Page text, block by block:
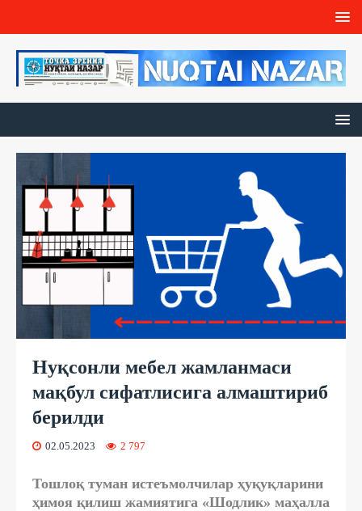
Нуқсонли мебел жамланмаси
мақбул сифатлисига алмаштириб
берилди
02.05.2023 2 797
Тошлоқ туман истеъмолчилар ҳуқуқларини
ҳимоя қилиш жамиятига «Шодлик» маҳалла